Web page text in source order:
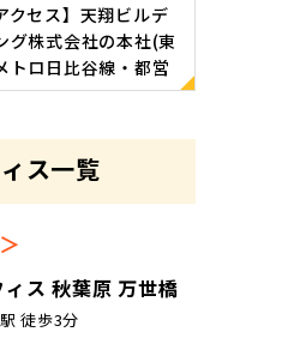
クセス】天翔ビルデ
グ株式会社の本社(東
トロ日比谷線・都営
鉄浅草線 東銀座駅か
ス一覧
ス 秋葉原 万世橋
徒歩3分